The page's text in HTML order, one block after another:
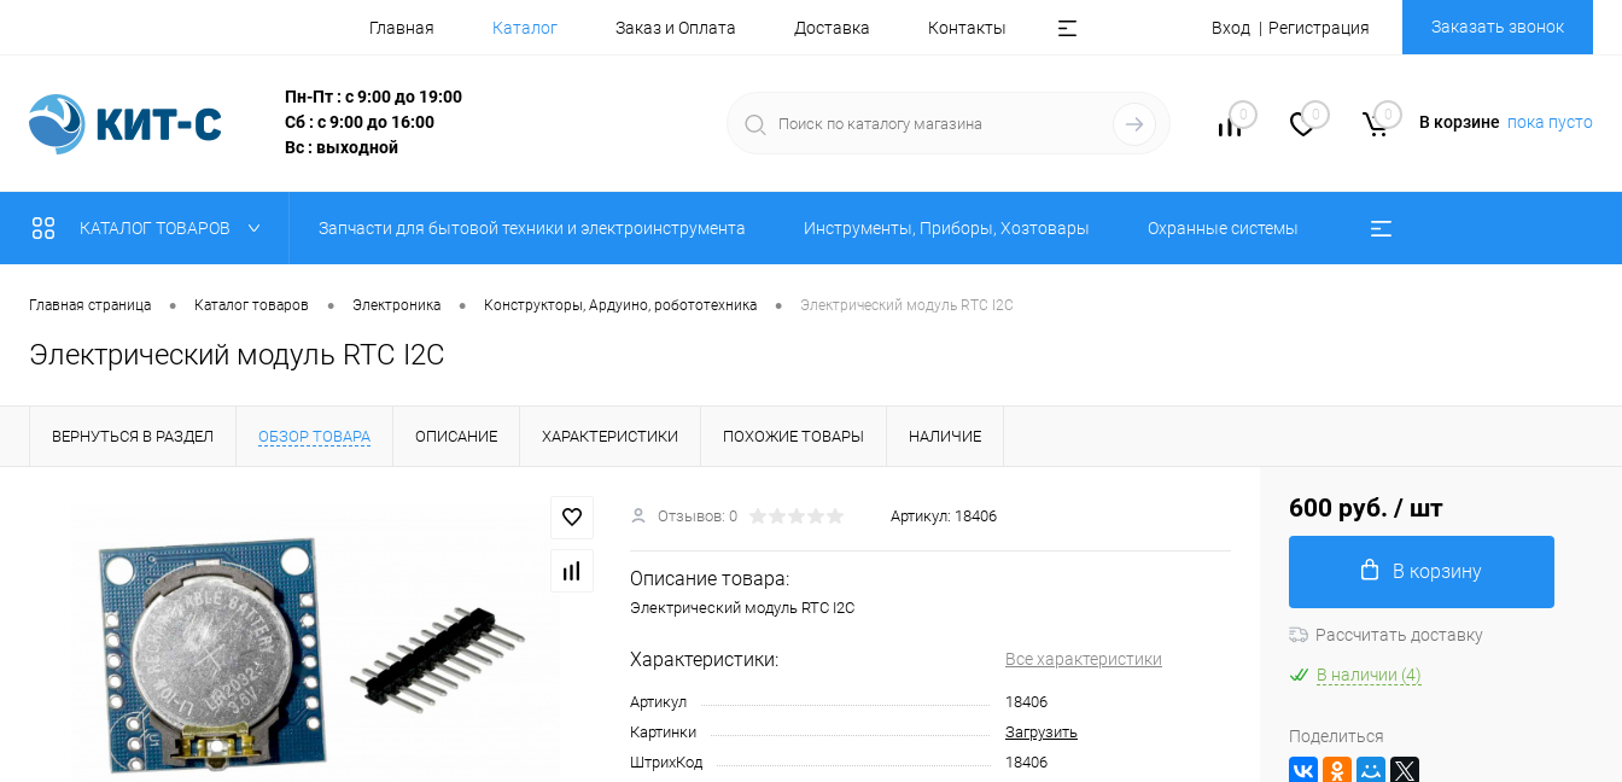
Главная Каталог Заказ и Оплата Доставка Контакты Вход Регистрация Заказать звонок
Пн-Пт : с 9:00 до 19:00
Сб : с 9:00 до 16:00
Вс : выходной
0 0 0 В корзине пока пусто
КАТАЛОГ ТОВАРОВ Запчасти для бытовой техники и электроинструмента Инструменты, Приборы, Хозтовары Охранные системы
Главная страница • Каталог товаров • Электроника • Конструкторы, Ардуино, робототехника • Электрический модуль RTC I2C
Электрический модуль RTC I2C
ВЕРНУТЬСЯ В РАЗДЕЛ ОБЗОР ТОВАРА ОПИСАНИЕ ХАРАКТЕРИСТИКИ ПОХОЖИЕ ТОВАРЫ НАЛИЧИЕ
Отзывов: 0 Артикул: 18406
Описание товара:
Электрический модуль RTC I2C
Характеристики: Все характеристики
Артикул
18406
Картинки
Загрузить
ШтрихКод
18406
600 руб. / шт
В корзину
Рассчитать доставку
В наличии (4)
Поделиться